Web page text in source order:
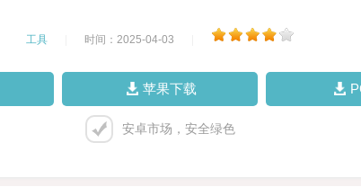
工具 时间：2025-04-03
苹果下载
安卓市场，安全绿色